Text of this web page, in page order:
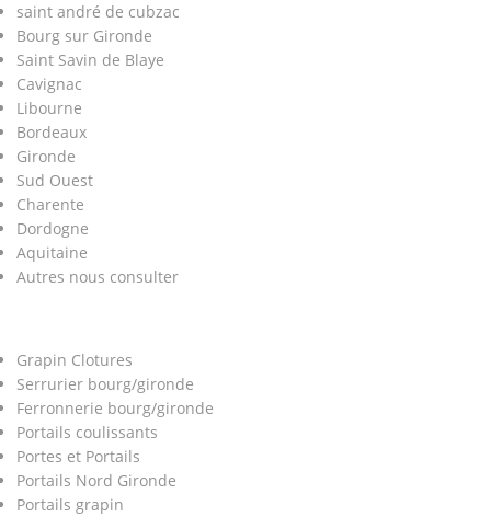
saint andré de cubzac
Bourg sur Gironde
Saint Savin de Blaye
Cavignac
Libourne
Bordeaux
Gironde
Sud Ouest
Charente
Dordogne
Aquitaine
Autres nous consulter
Grapin Clotures
Serrurier bourg/gironde
Ferronnerie bourg/gironde
Portails coulissants
Portes et Portails
Portails Nord Gironde
Portails grapin